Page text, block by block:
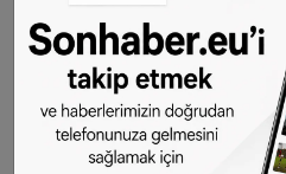
Engelli ve kronik
Leder(in) adlı kuruluş,
kişiyi zor durumda
Kuruluşun
zaten yüksek sağlık